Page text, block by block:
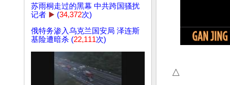
苏雨桐走过的黑幕 中共跨国骚扰
记者 ▶️ (34,372次)
俄特务渗入乌克兰国安局 泽连斯
基险遭暗杀 (22,111次)
△